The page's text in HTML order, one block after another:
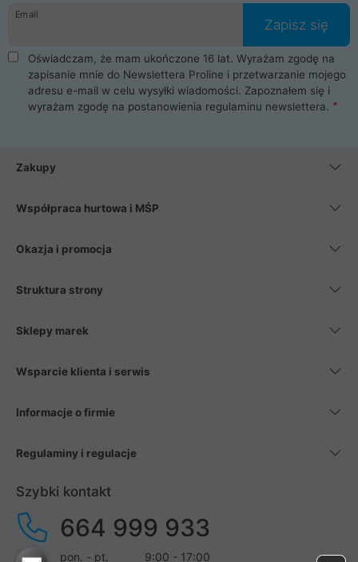
Email
Zapisz się
Oświadczam, że mam ukończone 16 lat. Wyrażam zgodę na
zapisanie mnie do Newslettera Proline i przetwarzanie mojego
adresu e-mail w celu wysyłki wiadomości. Zapoznałem się i
wyrażam zgodę na postanowienia regulaminu newslettera.
Zakupy
Współpraca hurtowa i MŚP
Okazja i promocja
Struktura strony
Sklepy marek
Wsparcie klienta i serwis
Informacje o firmie
Regulaminy i regulacje
Szybki kontakt
664 999 933
pon. - pt. 9:00 - 17:00